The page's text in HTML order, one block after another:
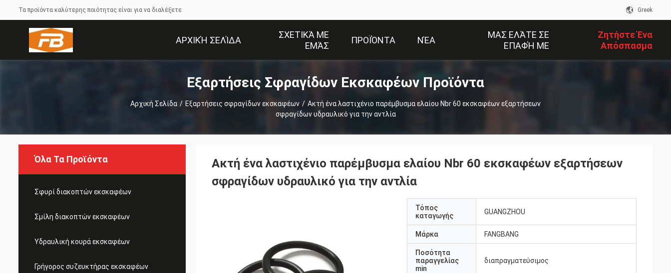
Τα προϊόντα καλύτερης ποιότητας είναι για να διαλέξετε Greek
ΑΡΧΙΚΉ ΣΕΛΊΔΑ
ΣΧΕΤΙΚΆ ΜΕ
ΕΜΆΣ
ΠΡΟΪΌΝΤΑ ΝΈΑ
ΜΑΣ ΕΛΆΤΕ ΣΕ
ΕΠΑΦΉ ΜΕ
Ζητήστε Ένα
Απόσπασμα
Εξαρτήσεις Σφραγίδων Εκσκαφέων Προϊόντα
Αρχική Σελίδα / Εξαρτήσεις σφραγίδων εκσκαφέων / Ακτή ένα λαστιχένιο παρέμβυσμα ελαίου Nbr 60 εκσκαφέων εξαρτήσεων
σφραγίδων υδραυλικό για την αντλία
Όλα Τα Προϊόντα
Σφυρί διακοπτών εκσκαφέων
Σμίλη διακοπτών εκσκαφέων
Υδραυλική κουρά εκσκαφέων
Γρήγορος συζευκτήρας εκσκαφέων
Ακτή ένα λαστιχένιο παρέμβυσμα ελαίου Nbr 60 εκσκαφέων εξαρτήσεων
σφραγίδων υδραυλικό για την αντλία
Τόπος
καταγωγής
GUANGZHOU
Μάρκα FANGBANG
Ποσότητα
παραγγελίας
min
διαπραγματεύσιμος